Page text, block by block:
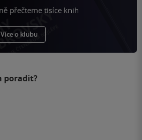
přečteme tisíce knih
Více o klubu
poradit?